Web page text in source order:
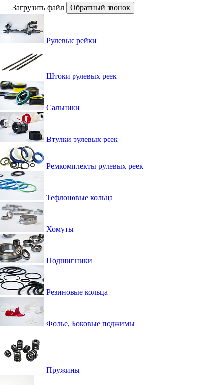
Загрузить файл
Обратный звонок
Рулевые рейки
Штоки рулевых реек
Сальники
Втулки рулевых реек
Ремкомплекты рулевых реек
Тефлоновые кольца
Хомуты
Подшипники
Резиновые кольца
Фолье, Боковые поджимы
Пружины